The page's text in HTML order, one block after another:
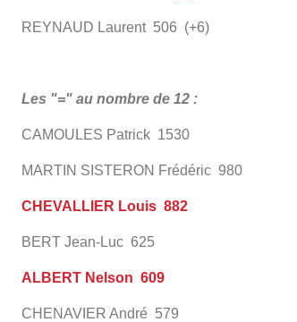
REYNAUD Laurent 506 (+6)
Les "=" au nombre de 12 :
CAMOULES Patrick 1530
MARTIN SISTERON Frédéric 980
CHEVALLIER Louis 882
BERT Jean-Luc 625
ALBERT Nelson 609
CHENAVIER André 579